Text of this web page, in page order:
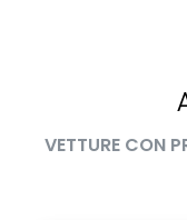
VETTURE CON